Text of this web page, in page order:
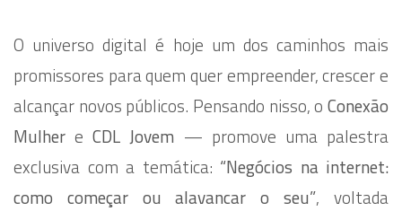
O universo digital é hoje um dos caminhos mais
promissores para quem quer empreender, crescer e
alcançar novos públicos. Pensando nisso, o Conexão
Mulher eCDL Jovem — promove uma palestra
exclusiva com a temática: “Negócios na internet:
como começar ou alavancar o seu”, voltada